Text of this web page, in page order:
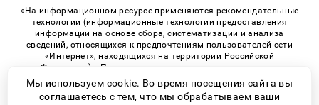
«На информационном ресурсе применяются рекомендательные
технологии (информационные технологии предоставления
информации на основе сбора, систематизации и анализа
сведений, относящихся к предпочтениям пользователей сети
«Интернет», находящихся на территории Российской
Федерации)». Правила применения рекомендательных
технологий в виджетах рекламно-обменной сети
«СМИ2» (PDF)
Мы используем cookie. Во время посещения сайта вы
соглашаетесь с тем, что мы обрабатываем ваши